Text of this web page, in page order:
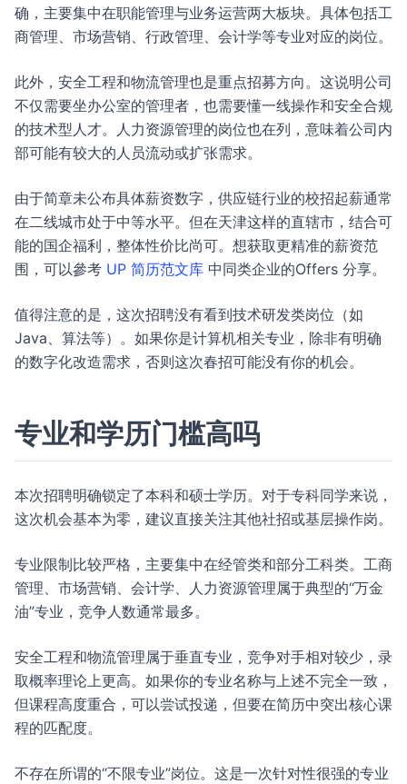
确，主要集中在职能管理与业务运营两大板块。具体包括工
商管理、市场营销、行政管理、会计学等专业对应的岗位。
此外，安全工程和物流管理也是重点招募方向。这说明公司
不仅需要坐办公室的管理者，也需要懂一线操作和安全合规
的技术型人才。人力资源管理的岗位也在列，意味着公司内
部可能有较大的人员流动或扩张需求。
由于简章未公布具体薪资数字，供应链行业的校招起薪通常
在二线城市处于中等水平。但在天津这样的直辖市，结合可
能的国企福利，整体性价比尚可。想获取更精准的薪资范
围，可以參考 UP 简历范文库 中同类企业的Offers 分享。
值得注意的是，这次招聘没有看到技术研发类岗位（如
Java、算法等）。如果你是计算机相关专业，除非有明确
的数字化改造需求，否则这次春招可能没有你的机会。
专业和学历门槛高吗
本次招聘明确锁定了本科和硕士学历。对于专科同学来说，
这次机会基本为零，建议直接关注其他社招或基层操作岗。
专业限制比较严格，主要集中在经管类和部分工科类。工商
管理、市场营销、会计学、人力资源管理属于典型的“万金
油”专业，竞争人数通常最多。
安全工程和物流管理属于垂直专业，竞争对手相对较少，录
取概率理论上更高。如果你的专业名称与上述不完全一致，
但课程高度重合，可以尝试投递，但要在简历中突出核心课
程的匹配度。
不存在所谓的“不限专业”岗位。这是一次针对性很强的专业